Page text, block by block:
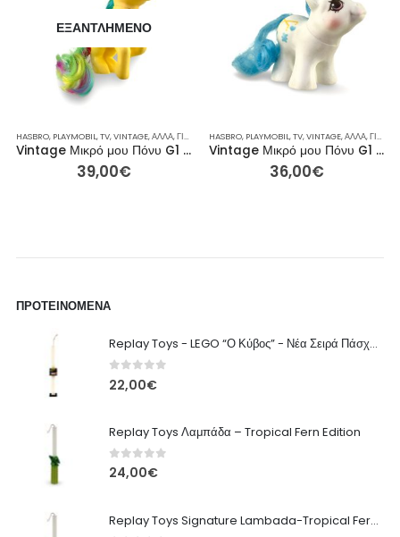
ΦΙΓΟΎΡΕΣ ΔΡΆΣΗΣ
,ΡΕΙΝΜΠΟΟΥ,ΣΥΛΛΕΚΤΙΚΈΣ ΦΙΓΟΎΡΕΣ
ΕΞΑΝΤΛΗΜΈΝΟ
HASBRO, PLAYMOBIL,TV,VINTAGE,ΆΛΛΑ,ΓΙΑ ΕΚΕΊΝΟΝ / ΕΚΕΊΝΗ ,ΕΤΑΙΡΕΊΕΣ,ΙΔΈΕΣ ΓΙΑ ΔΏΡΑ,
Vintage Μικρό μου Πόνυ G1 – Skydancer (Κίτρινος Πήγασος) – 13εκ
39,00€
HASBRO, PLAYMOBIL,TV,VINTAGE,ΆΛΛΑ,ΓΙΑ ΕΚΕΊΝΟΝ / ΕΚΕΊΝΗ
Vintage Μικρό μου Πόνυ G1 – Μωρό Dangles (Νεογέννητα Πόνυ, 1987) – 6εκ
36,00€
ΠΡΟΤΕΙΝΌΜΕΝΑ
Replay Toys - LEGO “Ο Κύβος” - Νέα Σειρά Πάσχα 2026 Λαμπάδα
0out of 5
22,00€
Replay Toys Λαμπάδα – Tropical Fern Edition
0 out of 5
24,00€
Replay Toys Signature Lambada-Tropical Fern edition 2026